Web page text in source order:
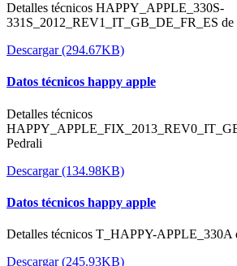
Detalles técnicos HAPPY_APPLE_330S-
331S_2012_REV1_IT_GB_DE_FR_ES de
Descargar (294.67KB)
Datos técnicos happy apple
Detalles técnicos
Pedrali
Descargar (134.98KB)
Datos técnicos happy apple
Detalles técnicos T_HAPPY-APPLE_330A
Descargar (245.93KB)